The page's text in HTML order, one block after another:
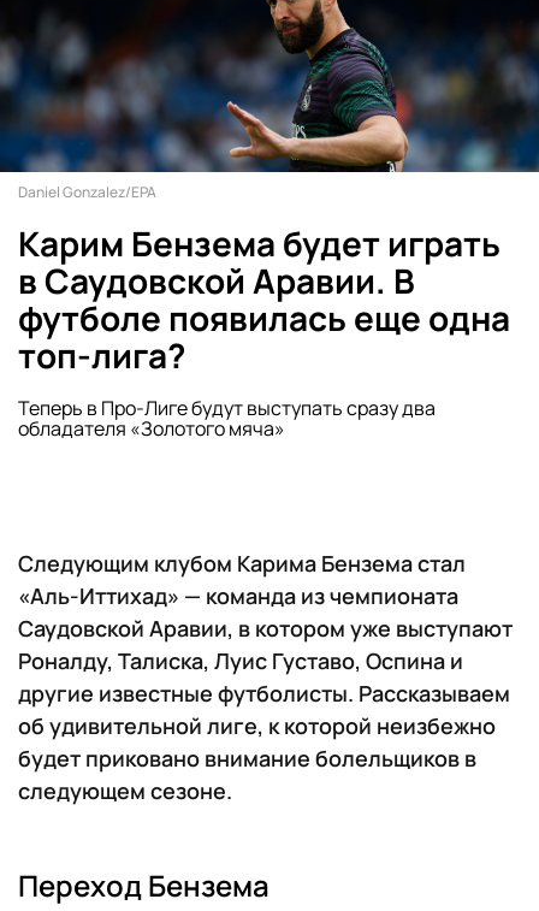
Daniel Gonzalez/EPA
Карим Бензема будет играть
в Саудовской Аравии. В
футболе появилась еще одна
топ-лига?
Теперь в Про-Лиге будут выступать сразу два
обладателя «Золотого мяча»
Следующим клубом Карима Бензема стал
«Аль-Иттихад» — команда из чемпионата
Саудовской Аравии, в котором уже выступают
Роналду, Талиска, Луис Густаво, Оспина и
другие известные футболисты. Рассказываем
об удивительной лиге, к которой неизбежно
будет приковано внимание болельщиков в
следующем сезоне.
Переход Бензема